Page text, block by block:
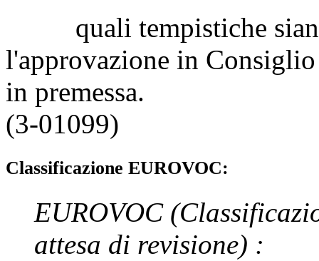
quali tempistiche siano
l'approvazione in
in premessa.
(3-01099)
Classificazione EUROVOC:
EUROVOC
attesa di revisione) :